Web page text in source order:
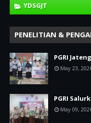
YDSGJT
PENELITIAN &
PGRI
May 23,
PGRI
May 09,